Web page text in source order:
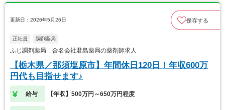
更新日：2026年5月26日 保存する
正社員 調剤薬局
ふじ調剤薬局 合名会社君島薬局の薬剤師求人
【栃木県／那須塩原市】年間休日120日！年収600万
円代も目指せます♪
給与 【年収】500万円～650万円程度